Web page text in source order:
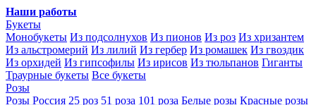
Наши работы
Букеты
Монобукеты Из подсолнухов Из пионов Из роз Из хризантем
Из альстромерий Из лилий Из гербер Из ромашек Из гвоздик
Из орхидей Из гипсофилы Из ирисов Из тюльпанов Гиганты
Траурные букеты Все букеты
Розы
Розы Россия 25 роз 51 роза 101 роза Белые розы Красные розы